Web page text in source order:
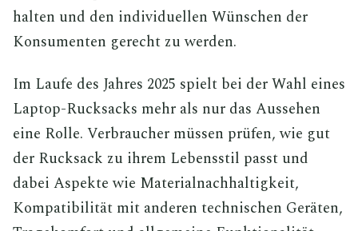
halten und den individuellen Wünschen der
Konsumenten gerecht zu werden.
Im Laufe des Jahres 2025 spielt bei der Wahl eines
Laptop-Rucksacks mehr als nur das Aussehen
eine Rolle. Verbraucher müssen prüfen, wie gut
der Rucksack zu ihrem Lebensstil passt und
dabei Aspekte wie Materialnachhaltigkeit,
Kompatibilität mit anderen technischen Geräten,